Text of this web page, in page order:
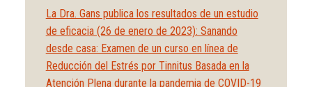
La Dra. Gans publica los resultados de un estudio
de eficacia (26 de enero de 2023): Sanando
desde casa: Examen de un curso en línea de
Reducción del Estrés por Tinnitus Basada en la
Atención Plena durante la pandemia de COVID-19